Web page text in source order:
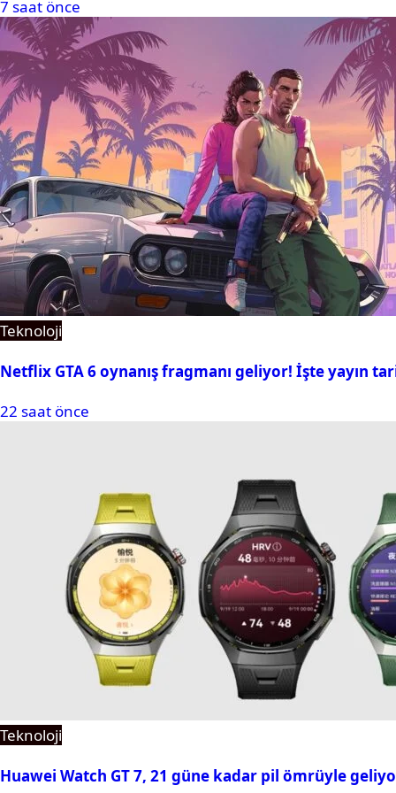
7 saat önce
Teknoloji
Netflix GTA 6 oynanış fragmanı geliyor! İşte yayın
22 saat önce
Teknoloji
Huawei Watch GT 7, 21 güne kadar pil ömrüyle